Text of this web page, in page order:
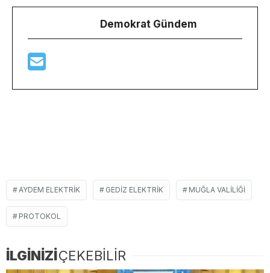
Demokrat Gündem
AYDEM ELEKTRIK GEDIZ ELEKTRIK MUĞLA VALILIĞI
PROTOKOL
İLGİNİZİÇEKEBİLİR